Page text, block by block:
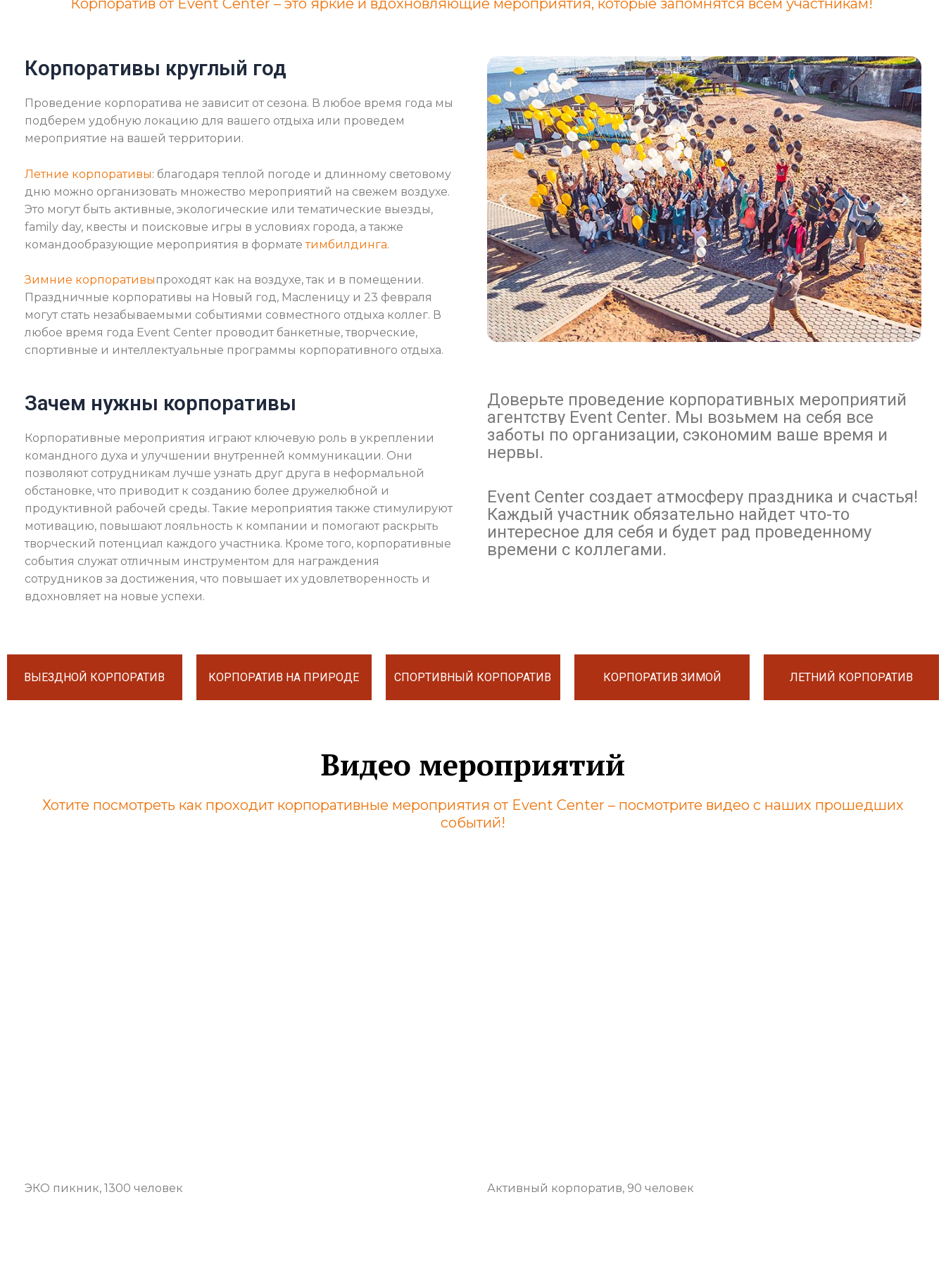
Корпоратив от Event Center – это яркие и вдохновляющие мероприятия, которые запомнятся всем участникам!
Корпоративы круглый год
Проведение корпоратива не зависит от сезона. В любое время года мы
подберем удобную локацию для вашего отдыха или проведем
мероприятие на вашей территории.
Летние корпоративы: благодаря теплой погоде и длинному световому
дню можно организовать множество мероприятий на свежем воздухе.
Это могут быть активные, экологические или тематические выезды,
family day, квесты и поисковые игры в условиях города, а также
командообразующие мероприятия в форматетимбилдинга.
Зимние корпоративы проходят как на воздухе, так и в помещении.
Праздничные корпоративы на Новый год, Масленицу и 23 февраля
могут стать незабываемыми событиями совместного отдыха коллег. В
любое время года Event Center проводит банкетные, творческие,
спортивные и интеллектуальные программы корпоративного отдыха.
Зачем нужны корпоративы
Корпоративные мероприятия играют ключевую роль в укреплении
командного духа и улучшении внутренней коммуникации. Они
позволяют сотрудникам лучше узнать друг друга в неформальной
обстановке, что приводит к созданию более дружелюбной и
продуктивной рабочей среды. Такие мероприятия также стимулируют
мотивацию, повышают лояльность к компании и помогают раскрыть
творческий потенциал каждого участника. Кроме того, корпоративные
события служат отличным инструментом для награждения
сотрудников за достижения, что повышает их удовлетворенность и
вдохновляет на новые успехи.
Доверьте проведение корпоративных мероприятий
агентству Event Center. Мы возьмем на себя все
заботы по организации, сэкономим ваше время и
нервы.
Event Center создает атмосферу праздника и счастья!
Каждый участник обязательно найдет что-то
интересное для себя и будет рад проведенному
времени с коллегами.
ВЫЕЗДНОЙ КОРПОРАТИВ КОРПОРАТИВ НА ПРИРОДЕ СПОРТИВНЫЙ КОРПОРАТИВ КОРПОРАТИВ ЗИМОЙ ЛЕТНИЙ КОРПОРАТИВ
Видео мероприятий
Хотите посмотреть как проходит корпоративные мероприятия от Event Center – посмотрите видео с наших прошедших
событий!
ЭКО пикник, 1300 человек Активный корпоратив, 90 человек